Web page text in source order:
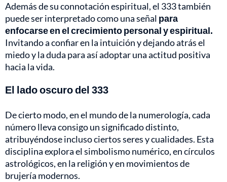
Además de su connotación espiritual, el 333 también
puede ser interpretado como una señal para
enfocarse en el crecimiento personal y espiritual.
Invitando a confiar en la intuición y dejando atrás el
miedo y la duda para así adoptar una actitud positiva
hacia la vida.
El lado oscuro del 333
De cierto modo, en el mundo de la numerología, cada
número lleva consigo un significado distinto,
atribuyéndose incluso ciertos seres y cualidades. Esta
disciplina explora el simbolismo numérico, en círculos
astrológicos, en la religión y en movimientos de
brujería modernos.